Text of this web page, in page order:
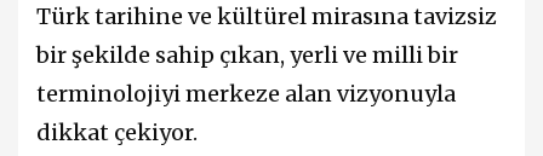
Türk tarihine ve kültürel mirasına tavizsiz
bir şekilde sahip çıkan, yerli ve milli bir
terminolojiyi merkeze alan vizyonuyla
dikkat çekiyor.